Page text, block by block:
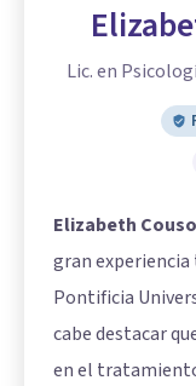
Lic. en
Elizabeth
gran
Pontificia
cabe destacar
en el